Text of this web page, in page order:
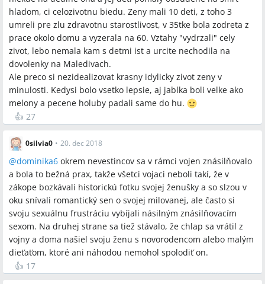
hladom, ci celozivotnu biedu. Zeny mali 10 deti, z toho 3
umreli pre zlu zdravotnu starostlivost, v 35tke bola zodreta z
prace okolo domu a vyzerala na 60. Vztahy "vydrzali" cely
zivot, lebo nemala kam s detmi ist a urcite nechodila na
dovolenky na Maledivach.
Ale preco si nezidealizovat krasny idylicky zivot zeny v
minulosti. Kedysi bolo vsetko lepsie, aj jablka boli velke ako
melony a pecene holuby padali same do hu.
👍 27
0silvia0 • 20. dec 2018
@dominika6 okrem nevestincov sa v rámci vojen znásilňovalo
a bola to bežná prax, takže všetci vojaci neboli takí, že v
zákope bozkávali historickú fotku svojej ženušky a so slzou v
oku snívali romantický sen o svojej milovanej, ale často si
svoju sexuálnu frustráciu vybíjali násilným znásilňovacím
sexom. Na druhej strane sa tiež stávalo, že chlap sa vrátil z
vojny a doma našiel svoju ženu s novorodencom alebo malým
dieťaťom, ktoré ani náhodou nemohol spolodiť on.
👍 17